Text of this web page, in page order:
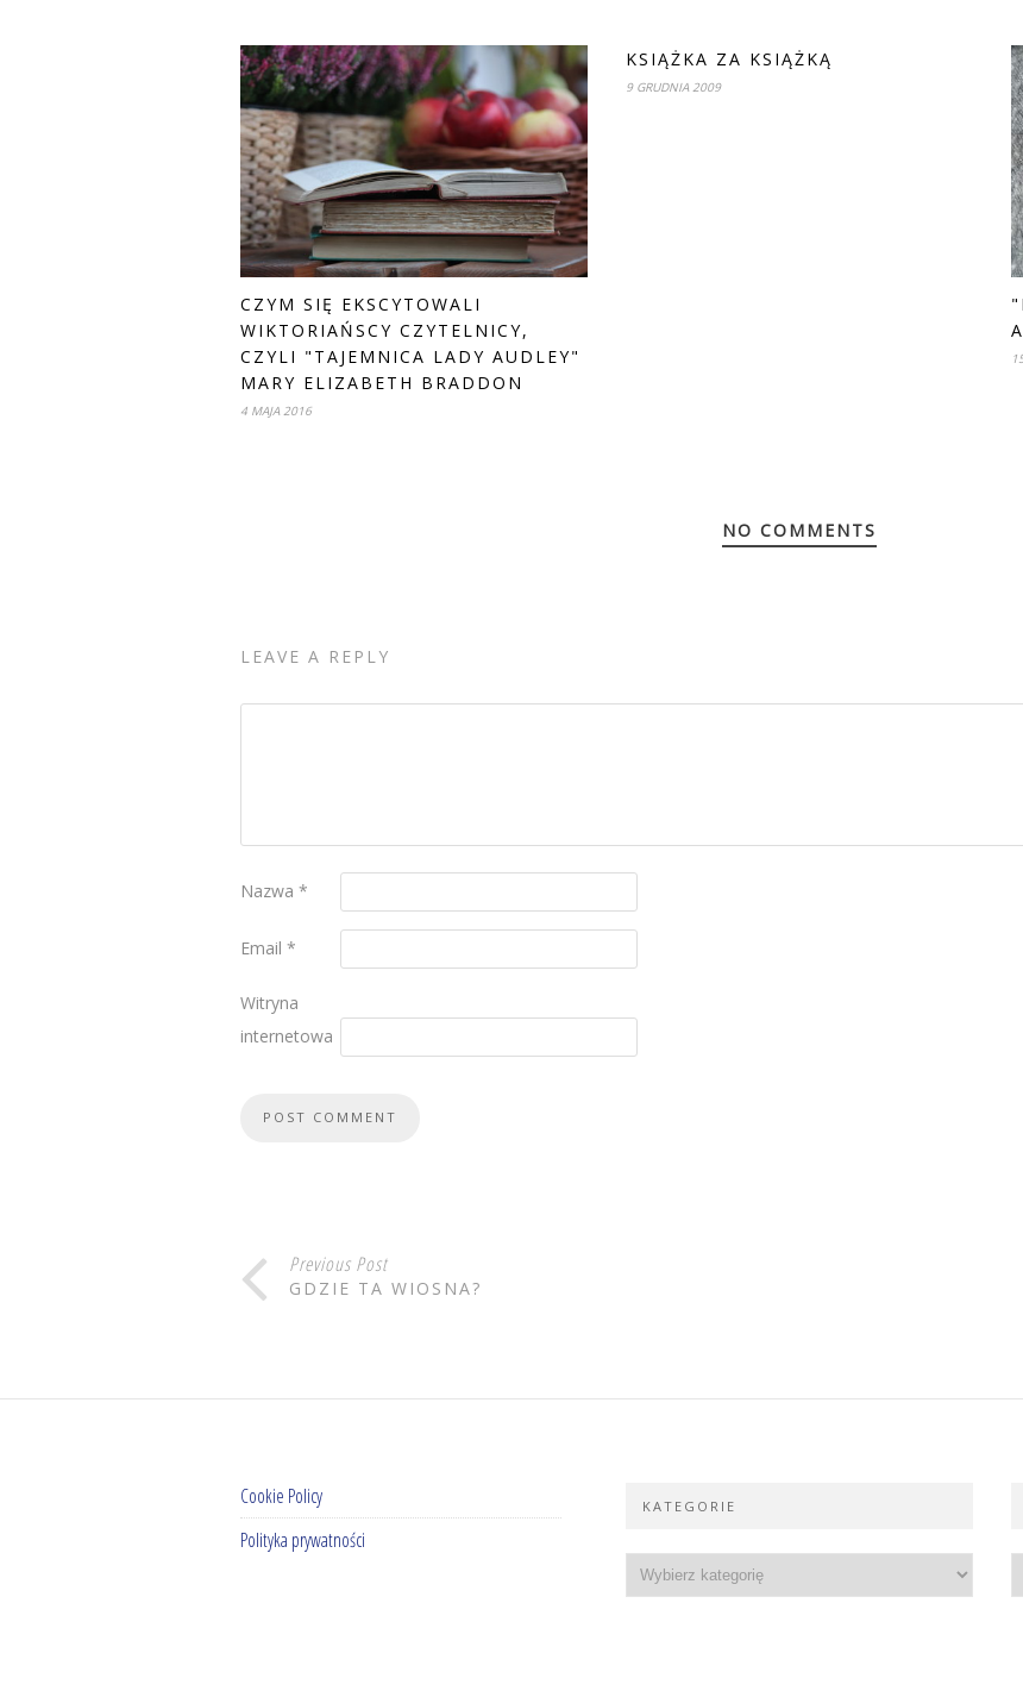
CZYM SIĘ EKSCYTOWALI
WIKTORIAŃSCY CZYTELNICY,
CZYLI "TAJEMNICA LADY AUDLEY"
MARY ELIZABETH BRADDON
4 MAJA 2016
KSIĄŻKA ZA KSIĄŻKĄ
9 GRUDNIA 2009
NO COMMENTS
LEAVE A REPLY
Nazwa *
Email *
Witryna
internetowa
Previous Post
GDZIE TA WIOSNA?
Cookie Policy
Polityka prywatności
KATEGORIE